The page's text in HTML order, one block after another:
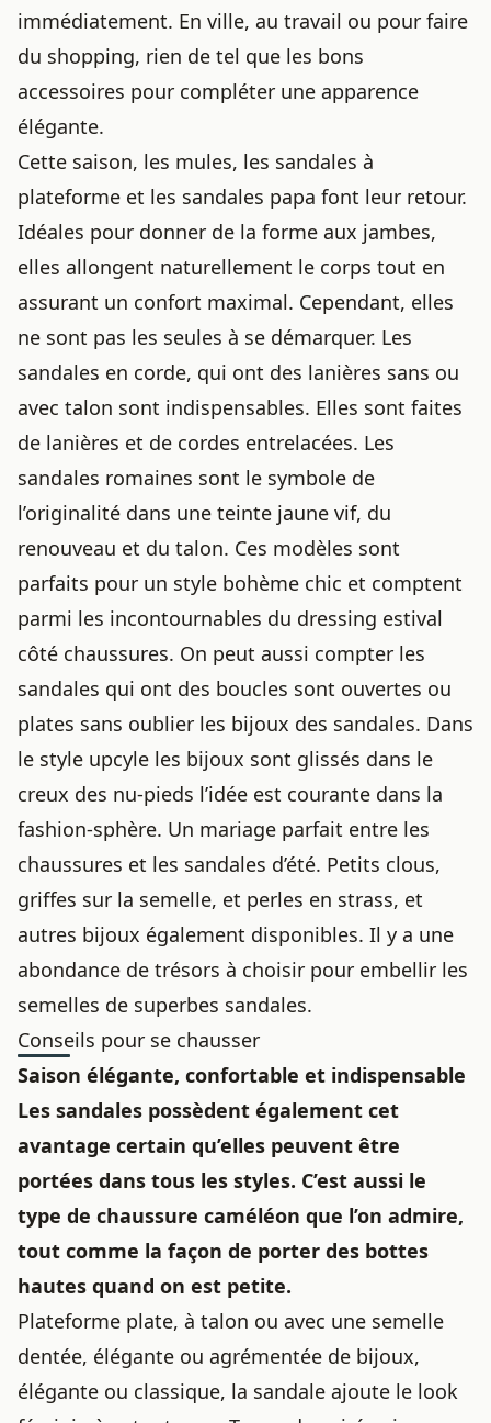
immédiatement. En ville, au travail ou pour faire
du shopping, rien de tel que les bons
accessoires pour compléter une apparence
élégante.
Cette saison, les mules, les sandales à
plateforme et les sandales papa font leur retour.
Idéales pour donner de la forme aux jambes,
elles allongent naturellement le corps tout en
assurant un confort maximal. Cependant, elles
ne sont pas les seules à se démarquer. Les
sandales en corde, qui ont des lanières sans ou
avec talon sont indispensables. Elles sont faites
de lanières et de cordes entrelacées. Les
sandales romaines sont le symbole de
l’originalité dans une teinte jaune vif, du
renouveau et du talon. Ces modèles sont
parfaits pour un style bohème chic et comptent
parmi les incontournables du dressing estival
côté chaussures. On peut aussi compter les
sandales qui ont des boucles sont ouvertes ou
plates sans oublier les bijoux des sandales. Dans
le style upcyle les bijoux sont glissés dans le
creux des nu-pieds l’idée est courante dans la
fashion-sphère. Un mariage parfait entre les
chaussures et les sandales d’été. Petits clous,
griffes sur la semelle, et perles en strass, et
autres bijoux également disponibles. Il y a une
abondance de trésors à choisir pour embellir les
semelles de superbes sandales.
Conseils pour se chausser
Saison élégante, confortable et indispensable
Les sandales possèdent également cet
avantage certain qu’elles peuvent être
portées dans tous les styles. C’est aussi le
type de chaussure caméléon que l’on admire,
tout comme la façon de porter des bottes
hautes quand on est petite.
Plateforme plate, à talon ou avec une semelle
dentée, élégante ou agrémentée de bijoux,
élégante ou classique, la sandale ajoute le look